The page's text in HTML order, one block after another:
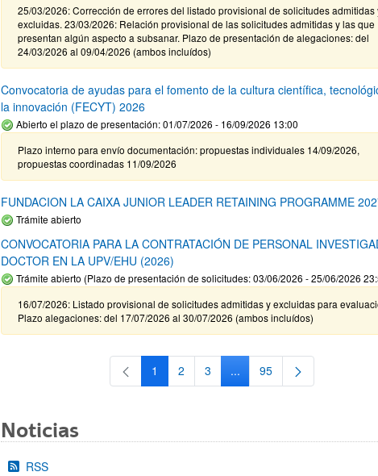
25/03/2026: Corrección de errores del listado provisional de solicitudes admitidas
excluidas. 23/03/2026: Relación provisional de las solicitudes admitidas y las que
presentan algún aspecto a subsanar. Plazo de presentación de alegaciones: del
24/03/2026 al 09/04/2026 (ambos incluídos)
Convocatoria de ayudas para el fomento de la cultura científica,
la innovación (FECYT) 2026
Abierto el plazo de presentación: 01/07/2026 - 16/09/2026 13:00
Plazo interno para envío documentación: propuestas individuales 14/09/2026,
propuestas coordinadas 11/09/2026
FUNDACION LA CAIXA JUNIOR LEADER RETAINING PROGRAMME
Trámite abierto
CONVOCATORIA PARA LA CONTRATACIÓN DE PERSONAL
DOCTOR EN LA UPV/EHU (2026)
Trámite abierto (Plazo de presentación de solicitudes: 03/06/2026 - 25/06/2026
16/07/2026: Listado provisional de solicitudes admitidas y excluidas para
Plazo alegaciones: del 17/07/2026 al 30/07/2026 (ambos incluídos)
Página
1 Página
2 Página
3 ...Páginas intermedias Use
Página
95
Noticias
RSS